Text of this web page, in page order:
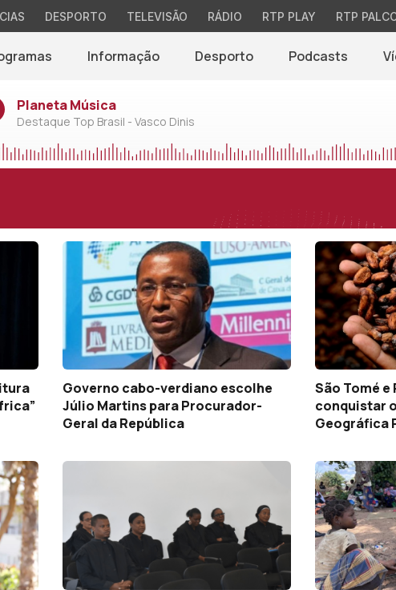
DESPORTO TELEVISÃO RÁDIO RTP PLAY RTP
Informação Desporto Podcasts
Planeta Música
Destaque Top Brasil - Vasco Dinis
Governo cabo-verdiano escolhe
Júlio Martins para Procurador-
Geral da República
São Tomé
conquistar
Geográfica